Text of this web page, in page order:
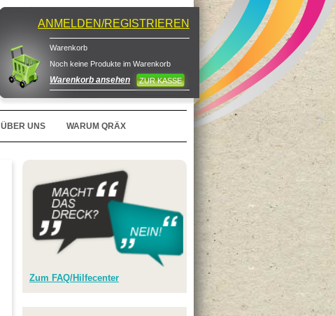
ANMELDEN/REGISTRIEREN
Warenkorb
Noch keine Produkte im Warenkorb
Warenkorb ansehen ZUR KASSE
ÜBER UNS WARUM QRÄX
Zum FAQ/Hilfecenter